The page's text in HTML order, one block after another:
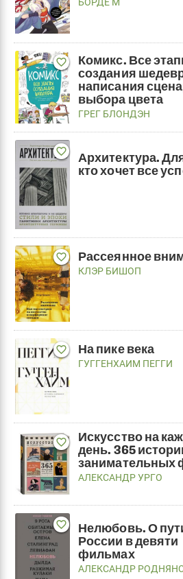
БОРДЕ М
favorite_border
Комикс. Все
создания
написания
выбора цвета
ГРЕГ БЛОНДЭН
favorite_border
Архитектура.
кто хочет все
favorite_border Рассеянное
КЛЭР БИШОП
favorite_border На пике века
ГУГГЕНХАИМ ПЕГГИ
favorite_border
Искусство на
день. 365
занимательных
АЛЕКСАНДР УРГО
favorite_border
Нелюбовь. О
России в девяти
фильмах
АЛЕКСАНДР